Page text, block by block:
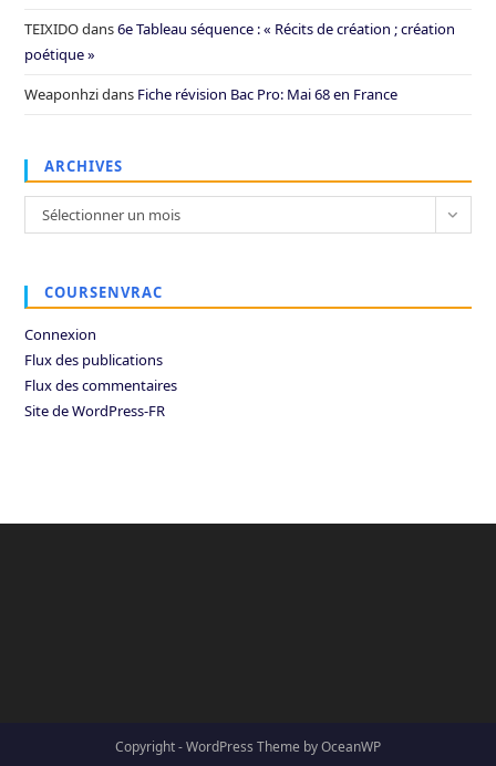
TEIXIDOdans6e Tableau séquence : « Récits de création ; création
poétique »
Weaponhzidans Fiche révision Bac Pro: Mai 68 en France
ARCHIVES
Archives
Sélectionner un mois
COURSENVRAC
Connexion
Flux des publications
Flux des commentaires
Site de WordPress-FR
Copyright - WordPress Theme by OceanWP